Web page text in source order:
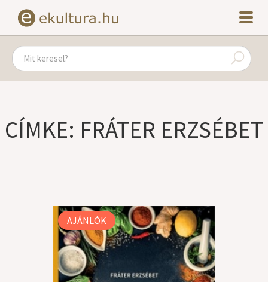
CÍMKE: FRÁTER ERZSÉBET
AJÁNLÓK